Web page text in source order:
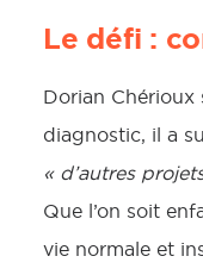
Le défi :
Dorian Chérioux
diagnostic, il a
« d’autres
Que l’on soit
vie normale et